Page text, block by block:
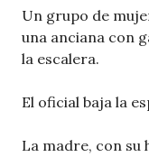
Un grupo de
una anciana con
la escalera.
El oficial baja la
La madre, con su